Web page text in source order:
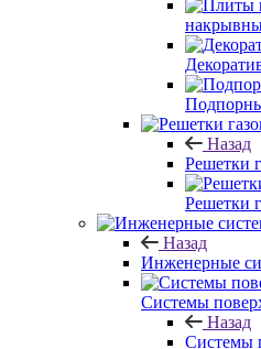
Назад
Решетки
Решетки
Назад
Инженерные
Системы
Назад
Системы